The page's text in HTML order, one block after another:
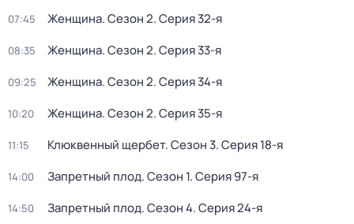
07:45 Женщина. Сезон 2. Серия 32-я
08:35 Женщина. Сезон 2. Серия 33-я
09:25 Женщина. Сезон 2. Серия 34-я
10:20 Женщина. Сезон 2. Серия 35-я
11:15 Клюквенный щербет. Сезон 3. Серия 18-я
14:00 Запретный плод. Сезон 1. Серия 97-я
14:50 Запретный плод. Сезон 4. Серия 24-я